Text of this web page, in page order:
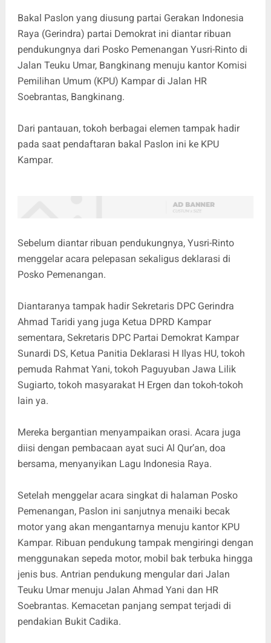
Bakal Paslon yang diusung partai Gerakan Indonesia
Raya (Gerindra) partai Demokrat ini diantar ribuan
pendukungnya dari Posko Pemenangan Yusri-Rinto di
Jalan Teuku Umar, Bangkinang menuju kantor Komisi
Pemilihan Umum (KPU) Kampar di Jalan HR
Soebrantas, Bangkinang.
Dari pantauan, tokoh berbagai elemen tampak hadir
pada saat pendaftaran bakal Paslon ini ke KPU
Kampar.
Sebelum diantar ribuan pendukungnya, Yusri-Rinto
menggelar acara pelepasan sekaligus deklarasi di
Posko Pemenangan.
Diantaranya tampak hadir Sekretaris DPC Gerindra
Ahmad Taridi yang juga Ketua DPRD Kampar
sementara, Sekretaris DPC Partai Demokrat Kampar
Sunardi DS, Ketua Panitia Deklarasi H Ilyas HU, tokoh
pemuda Rahmat Yani, tokoh Paguyuban Jawa Lilik
Sugiarto, tokoh masyarakat H Ergen dan tokoh-tokoh
lain ya.
Mereka bergantian menyampaikan orasi. Acara juga
diisi dengan pembacaan ayat suci Al Qur’an, doa
bersama, menyanyikan Lagu Indonesia Raya.
Setelah menggelar acara singkat di halaman Posko
Pemenangan, Paslon ini sanjutnya menaiki becak
motor yang akan mengantarnya menuju kantor KPU
Kampar. Ribuan pendukung tampak mengiringi dengan
menggunakan sepeda motor, mobil bak terbuka hingga
jenis bus. Antrian pendukung mengular dari Jalan
Teuku Umar menuju Jalan Ahmad Yani dan HR
Soebrantas. Kemacetan panjang sempat terjadi di
pendakian Bukit Cadika.